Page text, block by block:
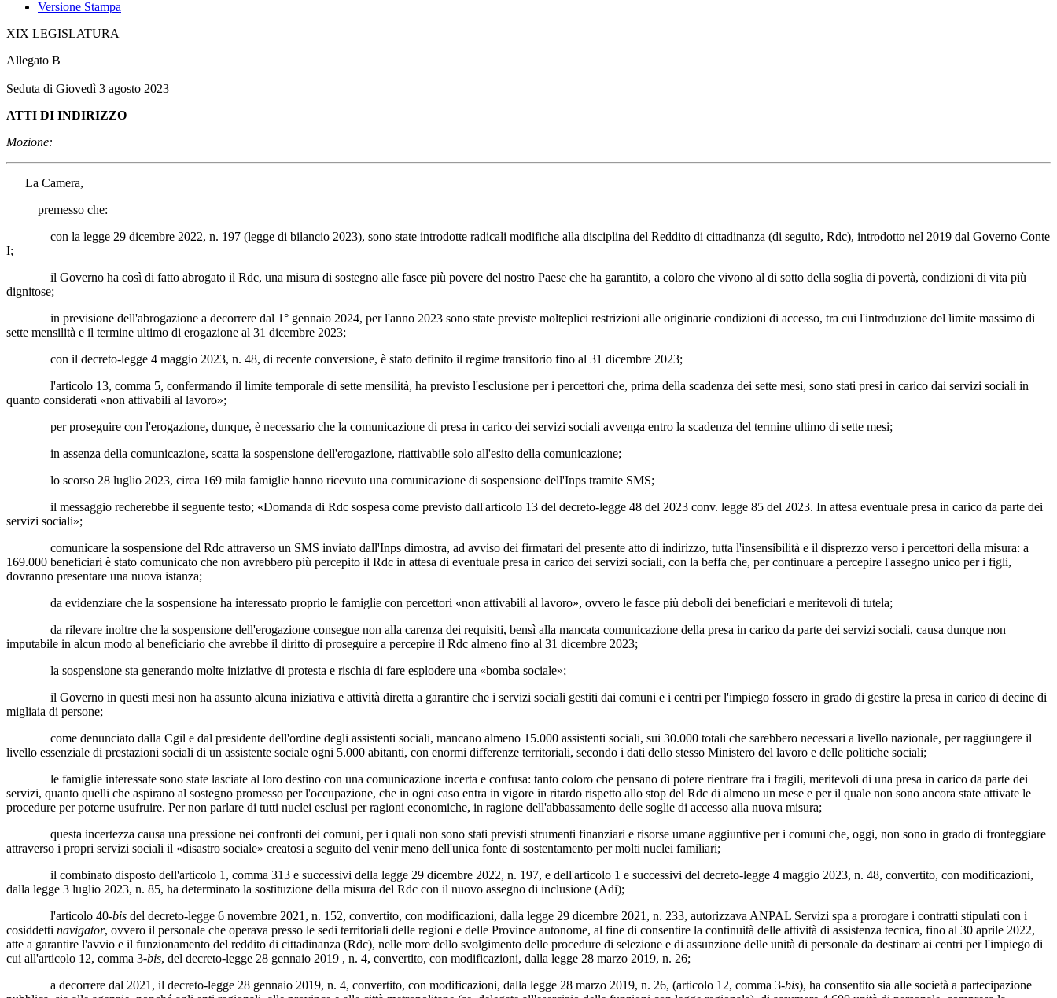
Versione Stampa
XIX LEGISLATURA
Allegato B
Seduta di Giovedì 3 agosto 2023
ATTI DI INDIRIZZO
Mozione:
La Camera,
premesso che:
con la legge 29 dicembre 2022, n. 197 (legge di bilancio 2023), sono state introdotte radicali modifiche alla disciplina del Reddito di cittadinanza (di seguito, Rdc), introdotto nel 2019 dal Governo Conte
I;
il Governo ha così di fatto abrogato il Rdc, una misura di sostegno alle fasce più povere del nostro Paese che ha garantito, a coloro che vivono al di sotto della soglia di povertà, condizioni di vita più
dignitose;
in previsione dell'abrogazione a decorrere dal 1° gennaio 2024, per l'anno 2023 sono state previste molteplici restrizioni alle originarie condizioni di accesso, tra cui l'introduzione del limite massimo di
sette mensilità e il termine ultimo di erogazione al 31 dicembre 2023;
con il decreto-legge 4 maggio 2023, n. 48, di recente conversione, è stato definito il regime transitorio fino al 31 dicembre 2023;
l'articolo 13, comma 5, confermando il limite temporale di sette mensilità, ha previsto l'esclusione per i percettori che, prima della scadenza dei sette mesi, sono stati presi in carico dai servizi sociali in
quanto considerati «non attivabili al lavoro»;
per proseguire con l'erogazione, dunque, è necessario che la comunicazione di presa in carico dei servizi sociali avvenga entro la scadenza del termine ultimo di sette mesi;
in assenza della comunicazione, scatta la sospensione dell'erogazione, riattivabile solo all'esito della comunicazione;
lo scorso 28 luglio 2023, circa 169 mila famiglie hanno ricevuto una comunicazione di sospensione dell'Inps tramite SMS;
il messaggio recherebbe il seguente testo; «Domanda di Rdc sospesa come previsto dall'articolo 13 del decreto-legge 48 del 2023 conv. legge 85 del 2023. In attesa eventuale presa in carico da parte dei
servizi sociali»;
comunicare la sospensione del Rdc attraverso un SMS inviato dall'Inps dimostra, ad avviso dei firmatari del presente atto di indirizzo, tutta l'insensibilità e il disprezzo verso i percettori della misura: a
169.000 beneficiari è stato comunicato che non avrebbero più percepito il Rdc in attesa di eventuale presa in carico dei servizi sociali, con la beffa che, per continuare a percepire l'assegno unico per i figli,
dovranno presentare una nuova istanza;
da evidenziare che la sospensione ha interessato proprio le famiglie con percettori «non attivabili al lavoro», ovvero le fasce più deboli dei beneficiari e meritevoli di tutela;
da rilevare inoltre che la sospensione dell'erogazione consegue non alla carenza dei requisiti, bensì alla mancata comunicazione della presa in carico da parte dei servizi sociali, causa dunque non
imputabile in alcun modo al beneficiario che avrebbe il diritto di proseguire a percepire il Rdc almeno fino al 31 dicembre 2023;
la sospensione sta generando molte iniziative di protesta e rischia di fare esplodere una «bomba sociale»;
il Governo in questi mesi non ha assunto alcuna iniziativa e attività diretta a garantire che i servizi sociali gestiti dai comuni e i centri per l'impiego fossero in grado di gestire la presa in carico di decine di
migliaia di persone;
come denunciato dalla Cgil e dal presidente dell'ordine degli assistenti sociali, mancano almeno 15.000 assistenti sociali, sui 30.000 totali che sarebbero necessari a livello nazionale, per raggiungere il
livello essenziale di prestazioni sociali di un assistente sociale ogni 5.000 abitanti, con enormi differenze territoriali, secondo i dati dello stesso Ministero del lavoro e delle politiche sociali;
le famiglie interessate sono state lasciate al loro destino con una comunicazione incerta e confusa: tanto coloro che pensano di potere rientrare fra i fragili, meritevoli di una presa in carico da parte dei
servizi, quanto quelli che aspirano al sostegno promesso per l'occupazione, che in ogni caso entra in vigore in ritardo rispetto allo stop del Rdc di almeno un mese e per il quale non sono ancora state attivate le
procedure per poterne usufruire. Per non parlare di tutti nuclei esclusi per ragioni economiche, in ragione dell'abbassamento delle soglie di accesso alla nuova misura;
questa incertezza causa una pressione nei confronti dei comuni, per i quali non sono stati previsti strumenti finanziari e risorse umane aggiuntive per i comuni che, oggi, non sono in grado di fronteggiare
attraverso i propri servizi sociali il «disastro sociale» creatosi a seguito del venir meno dell'unica fonte di sostentamento per molti nuclei familiari;
il combinato disposto dell'articolo 1, comma 313 e successivi della legge 29 dicembre 2022, n. 197, e dell'articolo 1 e successivi del decreto-legge 4 maggio 2023, n. 48, convertito, con modificazioni,
dalla legge 3 luglio 2023, n. 85, ha determinato la sostituzione della misura del Rdc con il nuovo assegno di inclusione (Adi);
l'articolo 40-bis del decreto-legge 6 novembre 2021, n. 152, convertito, con modificazioni, dalla legge 29 dicembre 2021, n. 233, autorizzava ANPAL Servizi spa a prorogare i contratti stipulati con i
cosiddetti navigator, ovvero il personale che operava presso le sedi territoriali delle regioni e delle Province autonome, al fine di consentire la continuità delle attività di assistenza tecnica, fino al 30 aprile 2022,
atte a garantire l'avvio e il funzionamento del reddito di cittadinanza (Rdc), nelle more dello svolgimento delle procedure di selezione e di assunzione delle unità di personale da destinare ai centri per l'impiego di
cui all'articolo 12, comma 3-bis, del decreto-legge 28 gennaio 2019 , n. 4, convertito, con modificazioni, dalla legge 28 marzo 2019, n. 26;
a decorrere dal 2021, il decreto-legge 28 gennaio 2019, n. 4, convertito, con modificazioni, dalla legge 28 marzo 2019, n. 26, (articolo 12, comma 3-bis), ha consentito sia alle società a partecipazione